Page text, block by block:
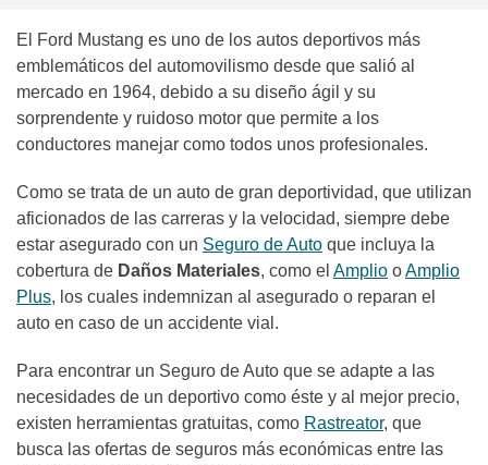
El Ford Mustang es uno de los autos deportivos más
emblemáticos del automovilismo desde que salió al
mercado en 1964, debido a su diseño ágil y su
sorprendente y ruidoso motor que permite a los
conductores manejar como todos unos profesionales.
Como se trata de un auto de gran deportividad, que utilizan
aficionados de las carreras y la velocidad, siempre debe
estar asegurado con un Seguro de Auto que incluya la
cobertura de Daños Materiales, como el Amplio oAmplio
Plus, los cuales indemnizan al asegurado o reparan el
auto en caso de un accidente vial.
Para encontrar un Seguro de Auto que se adapte a las
necesidades de un deportivo como éste y al mejor precio,
existen herramientas gratuitas, como Rastreator, que
busca las ofertas de seguros más económicas entre las